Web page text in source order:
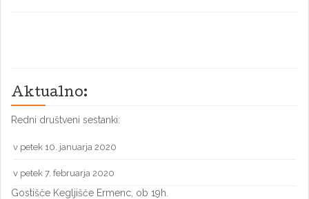
Aktualno:
Redni društveni sestanki:
v petek 10. januarja 2020
v petek 7. februarja 2020
Gostišče Kegljišče Ermenc, ob 19h.